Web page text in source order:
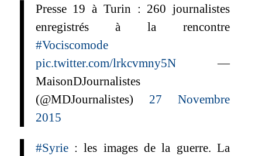
Presse 19 à Turin : 260 journalistes
enregistrés à la rencontre
#Vociscomode
pic.twitter.com/lrkcvmny5N—
MaisonDJournalistes
(@MDJournalistes) 27 Novembre
2015
#Syrie: les images de la guerre. La